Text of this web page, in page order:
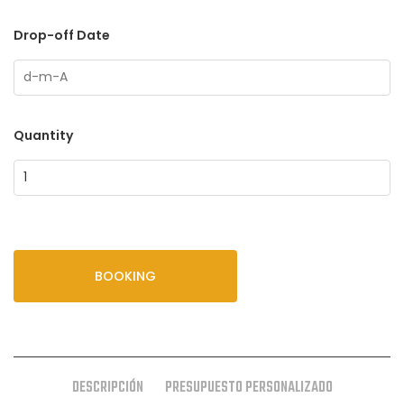
Drop-off Date
Quantity
BOOKING
DESCRIPCIÓN
PRESUPUESTO PERSONALIZADO